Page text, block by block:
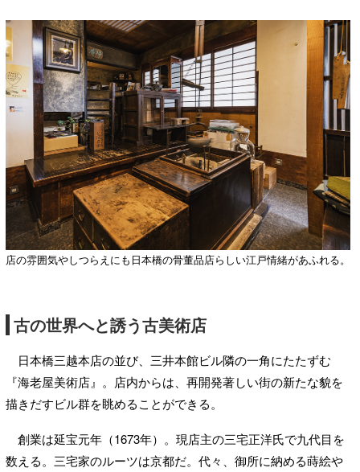
店の雰囲気やしつらえにも日本橋の骨董品店らしい江戸情緒があふれる。
古の世界へと誘う古美術店
日本橋三越本店の並び、三井本館ビル隣の一角にたたずむ
『海老屋美術店』。店内からは、再開発著しい街の新たな貌を
描きだすビル群を眺めることができる。
創業は延宝元年（1673年）。現店主の三宅正洋氏で九代目を
数える。三宅家のルーツは京都だ。代々、御所に納める蒔絵や